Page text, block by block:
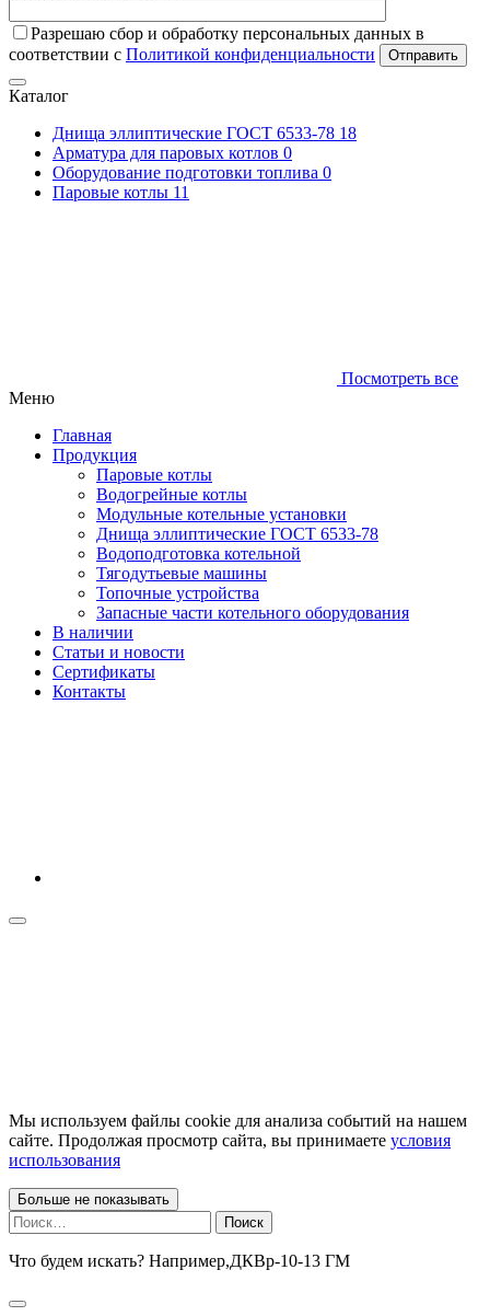
Разрешаю сбор и обработку персональных данных в
соответствии с Политикой конфиденциальности Отправить
Каталог
Днища эллиптические ГОСТ 6533-78 18
Арматура для паровых котлов 0
Оборудование подготовки топлива 0
Паровые котлы 11
Посмотреть все
Меню
Главная
Продукция
Паровые котлы
Водогрейные котлы
Модульные котельные установки
Днища эллиптические ГОСТ 6533-78
Водоподготовка котельной
Тягодутьевые машины
Топочные устройства
Запасные части котельного оборудования
В наличии
Статьи и новости
Сертификаты
Контакты
Мы используем файлы cookie для анализа событий на нашем
сайте. Продолжая просмотр сайта, вы принимаете условия
использования
Больше не показывать
Найти:
Что будем искать? Например,ДКВр-10-13 ГМ